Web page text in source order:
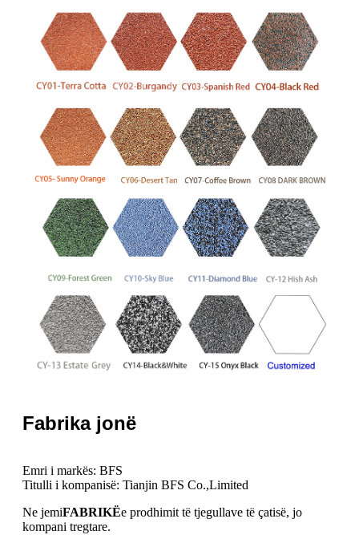
Fabrika jonë
Emri i markës: BFS
Titulli i kompanisë: Tianjin BFS Co.,Limited
Ne jemiFABRIKËe prodhimit të tjegullave të çatisë, jo
kompani tregtare.